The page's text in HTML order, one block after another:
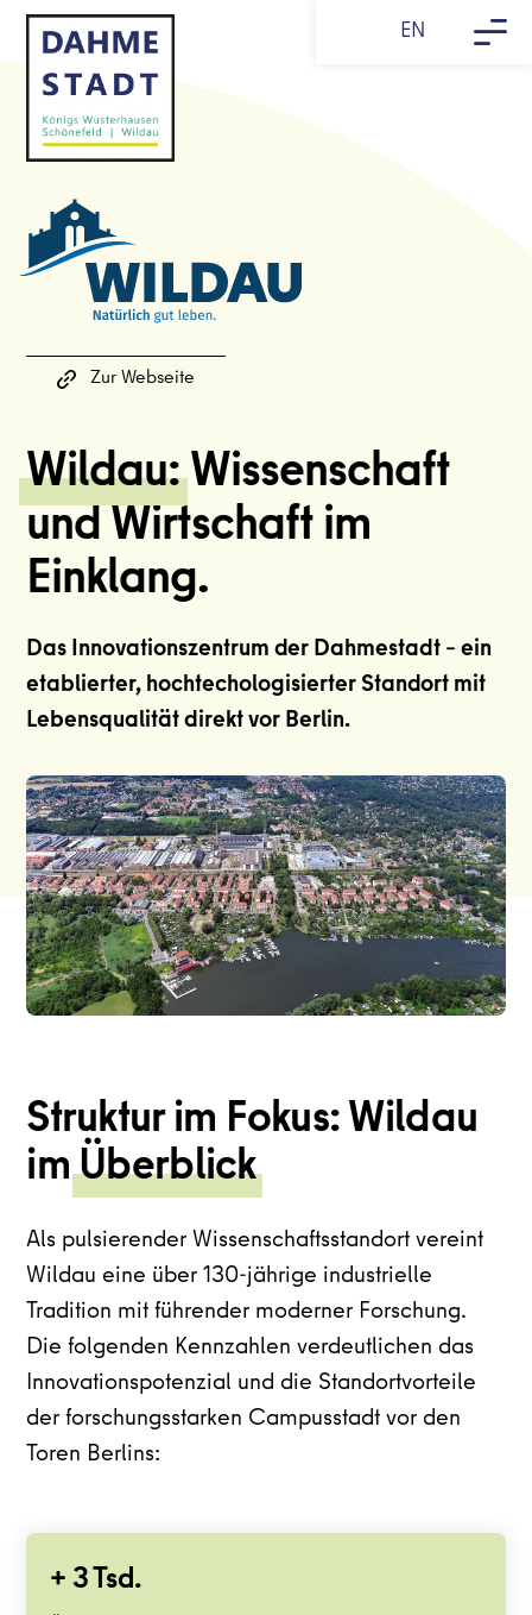
Skip
content
EN
Wildau: Wissenschaft
und Wirtschaft im
Einklang.
Das Innovationszentrum der Dahmestadt – ein
etablierter, hochtechologisierter Standort mit
Lebensqualität direkt vor Berlin.
Zur Webseite
Struktur im Fokus: Wildau
im Überblick
Als pulsierender Wissenschaftsstandort vereint
Wildau eine über 130-jährige industrielle
Tradition mit führender moderner Forschung.
Die folgenden Kennzahlen verdeutlichen das
Innovationspotenzial und die Standortvorteile
der forschungsstarken Campusstadt vor den
Toren Berlins:
+ 3 Tsd.